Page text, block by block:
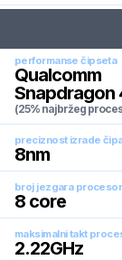
performanse čipseta
Qualcomm
Snapdragon
(25% najbržeg
preciznost izrade
8nm
broj jezgara
8 core
maksimalni takt
2.22GHz